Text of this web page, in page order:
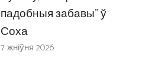
падобныя забавы” ў
Соха
7 жніўня 2026